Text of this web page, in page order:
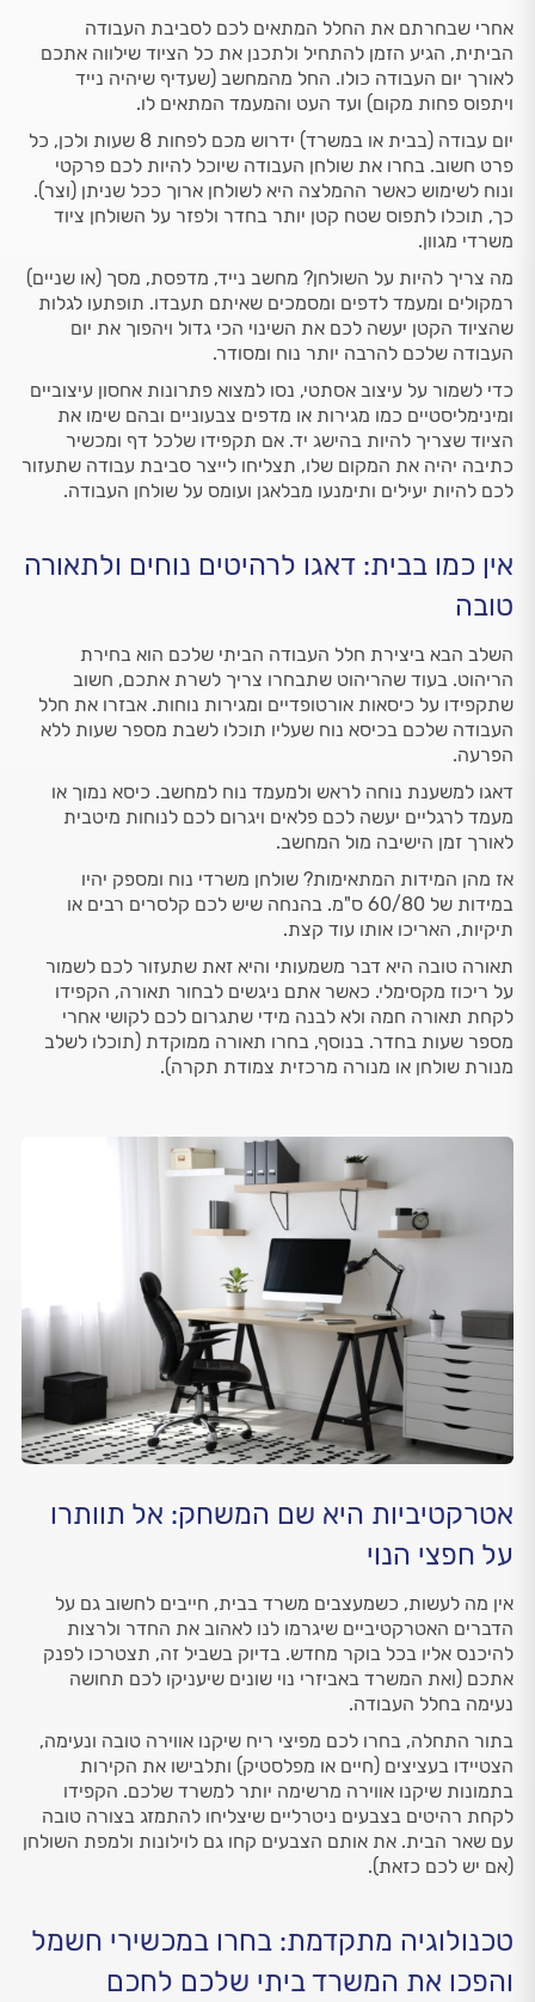
אחרי שבחרתם את החלל המתאים לכם לסביבת העבודה
הביתית, הגיע הזמן להתחיל ולתכנן את כל הציוד שילווה אתכם
לאורך יום העבודה כולו. החל מהמחשב (שעדיף שיהיה נייד
ויתפוס פחות מקום) ועד העט והמעמד המתאים לו.
יום עבודה (בבית או במשרד) ידרוש מכם לפחות 8 שעות ולכן, כל
פרט חשוב. בחרו את שולחן העבודה שיוכל להיות לכם פרקטי
ונוח לשימוש כאשר ההמלצה היא לשולחן ארוך ככל שניתן (וצר).
כך, תוכלו לתפוס שטח קטן יותר בחדר ולפזר על השולחן ציוד
משרדי מגוון.
מה צריך להיות על השולחן? מחשב נייד, מדפסת, מסך (או שניים)
רמקולים ומעמד לדפים ומסמכים שאיתם תעבדו. תופתעו לגלות
שהציוד הקטן יעשה לכם את השינוי הכי גדול ויהפוך את יום
העבודה שלכם להרבה יותר נוח ומסודר.
כדי לשמור על עיצוב אסתטי, נסו למצוא פתרונות אחסון עיצוביים
ומינימליסטיים כמו מגירות או מדפים צבעוניים ובהם שימו את
הציוד שצריך להיות בהישג יד. אם תקפידו שלכל דף ומכשיר
כתיבה יהיה את המקום שלו, תצליחו לייצר סביבת עבודה שתעזור
לכם להיות יעילים ותימנעו מבלאגן ועומס על שולחן העבודה.
אין כמו בבית: דאגו לרהיטים נוחים ולתאורה
טובה
השלב הבא ביצירת חלל העבודה הביתי שלכם הוא בחירת
הריהוט. בעוד שהריהוט שתבחרו צריך לשרת אתכם, חשוב
שתקפידו על כיסאות אורטופדיים ומגירות נוחות. אבזרו את חלל
העבודה שלכם בכיסא נוח שעליו תוכלו לשבת מספר שעות ללא
הפרעה.
דאגו למשענת נוחה לראש ולמעמד נוח למחשב. כיסא נמוך או
מעמד לרגליים יעשה לכם פלאים ויגרום לכם לנוחות מיטבית
לאורך זמן הישיבה מול המחשב.
אז מהן המידות המתאימות? שולחן משרדי נוח ומספק יהיו
במידות של 60/80 ס"מ. בהנחה שיש לכם קלסרים רבים או
תיקיות, האריכו אותו עוד קצת.
תאורה טובה היא דבר משמעותי והיא זאת שתעזור לכם לשמור
על ריכוז מקסימלי. כאשר אתם ניגשים לבחור תאורה, הקפידו
לקחת תאורה חמה ולא לבנה מידי שתגרום לכם לקושי אחרי
מספר שעות בחדר. בנוסף, בחרו תאורה ממוקדת (תוכלו לשלב
מנורת שולחן או מנורה מרכזית צמודת תקרה).
אטרקטיביות היא שם המשחק: אל תוותרו
על חפצי הנוי
אין מה לעשות, כשמעצבים משרד בבית, חייבים לחשוב גם על
הדברים האטרקטיביים שיגרמו לנו לאהוב את החדר ולרצות
להיכנס אליו בכל בוקר מחדש. בדיוק בשביל זה, תצטרכו לפנק
אתכם (ואת המשרד באביזרי נוי שונים שיעניקו לכם תחושה
נעימה בחלל העבודה.
בתור התחלה, בחרו לכם מפיצי ריח שיקנו אווירה טובה ונעימה,
הצטיידו בעציצים (חיים או מפלסטיק) ותלבישו את הקירות
בתמונות שיקנו אווירה מרשימה יותר למשרד שלכם. הקפידו
לקחת רהיטים בצבעים ניטרליים שיצליחו להתמזג בצורה טובה
עם שאר הבית. את אותם הצבעים קחו גם לוילונות ולמפת השולחן
(אם יש לכם כזאת).
טכנולוגיה מתקדמת: בחרו במכשירי חשמל
והפכו את המשרד ביתי שלכם לחכם